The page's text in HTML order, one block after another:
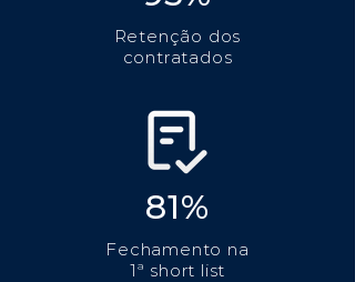
Retenção dos
contratados
81%
Fechamento na
1ª short list